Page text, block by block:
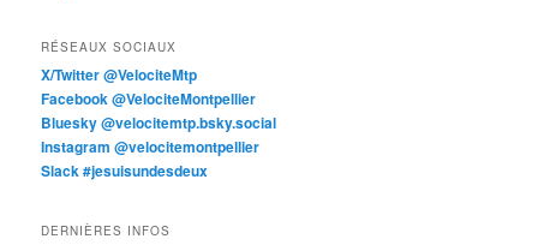
RÉSEAUX SOCIAUX
X/Twitter @VelociteMtp
Facebook @VelociteMontpellier
Bluesky @velocitemtp.bsky.social
Instagram @velocitemontpellier
Slack #jesuisundesdeux
DERNIÈRES INFOS